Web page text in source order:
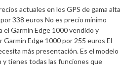
actuales en los GPS de gama alta
338 euros No es precio mínimo
el Garmin Edge 1000 vendido y
Garmin Edge 1000 por 255 euros El
más presentación. Es el modelo
y tienes todas las funciones que